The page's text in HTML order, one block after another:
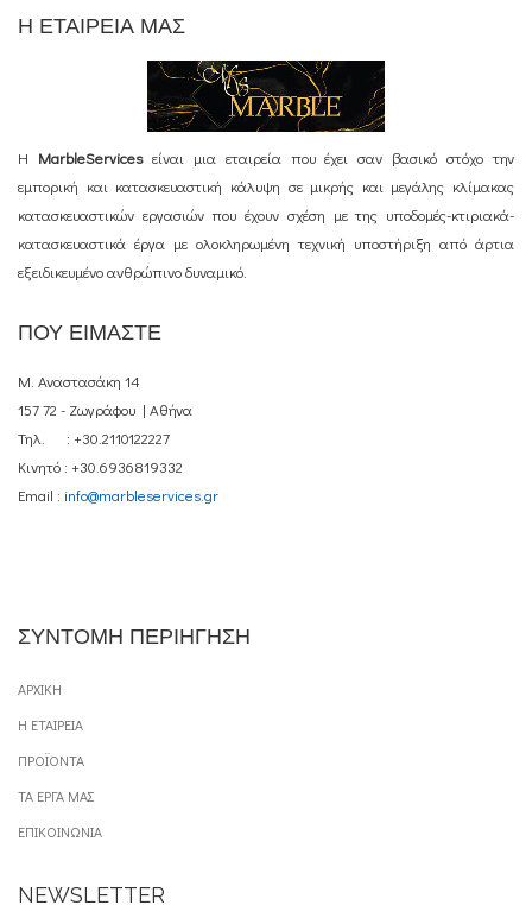
Η ΕΤΑΙΡΕΙΑ ΜΑΣ
Η MarbleServicesείναι μια εταιρεία που έχει σαν βασικό στόχο την
εμπορική και κατασκευαστική κάλυψη σε μικρής και μεγάλης κλίμακας
κατασκευαστικών εργασιών που έχουν σχέση με της υποδομές-κτιριακά-
κατασκευαστικά έργα με ολοκληρωμένη τεχνική υποστήριξη από άρτια
εξειδικευμένο ανθρώπινο δυναμικό.
ΠΟΥ ΕΙΜΑΣΤΕ
Μ. Αναστασάκη 14
157 72 - Ζωγράφου | Αθήνα
Τηλ. : +30.2110122227
Κινητό : +30.6936819332
Email : info@marbleservices.gr
ΣΥΝΤΟΜΗ ΠΕΡΙΗΓΗΣΗ
ΑΡΧΙΚΗ
Η ΕΤΑΙΡΕΙΑ
ΠΡΟΪΟΝΤΑ
ΤΑ ΕΡΓΑ ΜΑΣ
ΕΠΙΚΟΙΝΩΝΙΑ
NEWSLETTER